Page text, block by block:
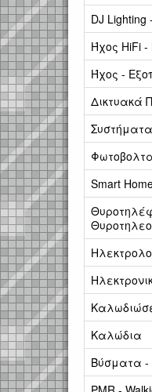
DJ
Ήχος HiFi -
Ήχος -
Δικτυακά
Smart
Καλώδια
Βύσματα -